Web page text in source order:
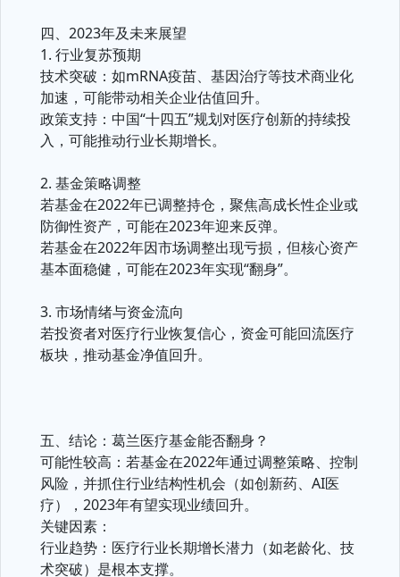
四、2023年及未来展望
1. 行业复苏预期
技术突破：如mRNA疫苗、基因治疗等技术商业化
加速，可能带动相关企业估值回升。
政策支持：中国“十四五”规划对医疗创新的持续投
入，可能推动行业长期增长。
2. 基金策略调整
若基金在2022年已调整持仓，聚焦高成长性企业或
防御性资产，可能在2023年迎来反弹。
若基金在2022年因市场调整出现亏损，但核心资产
基本面稳健，可能在2023年实现“翻身”。
3. 市场情绪与资金流向
若投资者对医疗行业恢复信心，资金可能回流医疗
板块，推动基金净值回升。
五、结论：葛兰医疗基金能否翻身？
可能性较高：若基金在2022年通过调整策略、控制
风险，并抓住行业结构性机会（如创新药、AI医
疗），2023年有望实现业绩回升。
关键因素：
行业趋势：医疗行业长期增长潜力（如老龄化、技
术突破）是根本支撑。